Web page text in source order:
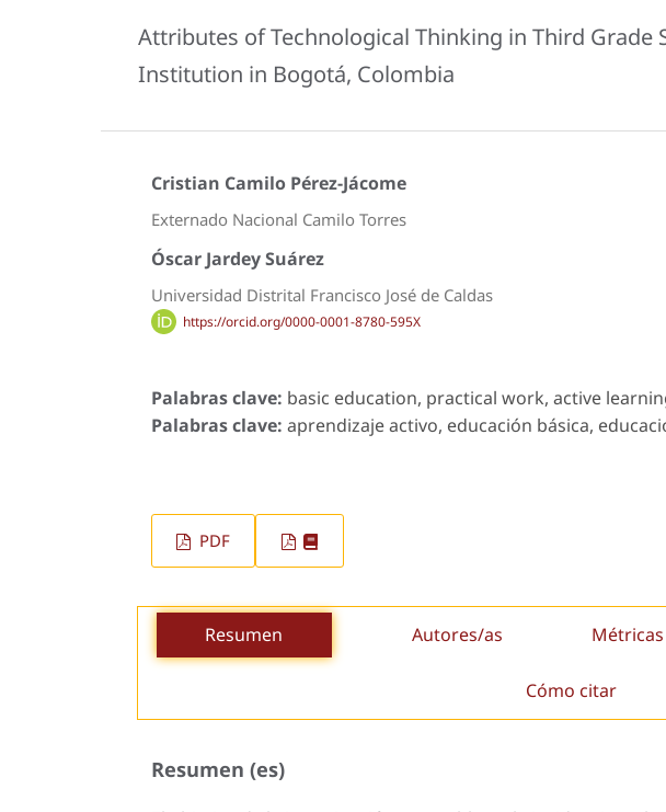
Attributes of Technological Thinking in Third Grade
Institution in Bogotá, Colombia
Cristian Camilo Pérez-Jácome
Externado Nacional Camilo Torres
Óscar Jardey Suárez
Universidad Distrital Francisco José de Caldas
https://orcid.org/0000-0001-8780-595X
Palabras clave: basic education, practical work, active
Palabras clave: aprendizaje activo, educación básica,
PDF
Resumen Autores/as
Cómo citar
Resumen (es)